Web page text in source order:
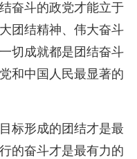
奋斗的政党才能立于
团结精神、伟大奋斗
切成就都是团结奋斗
和中国人民最显著的
标形成的团结才是最
的奋斗才是最有力的